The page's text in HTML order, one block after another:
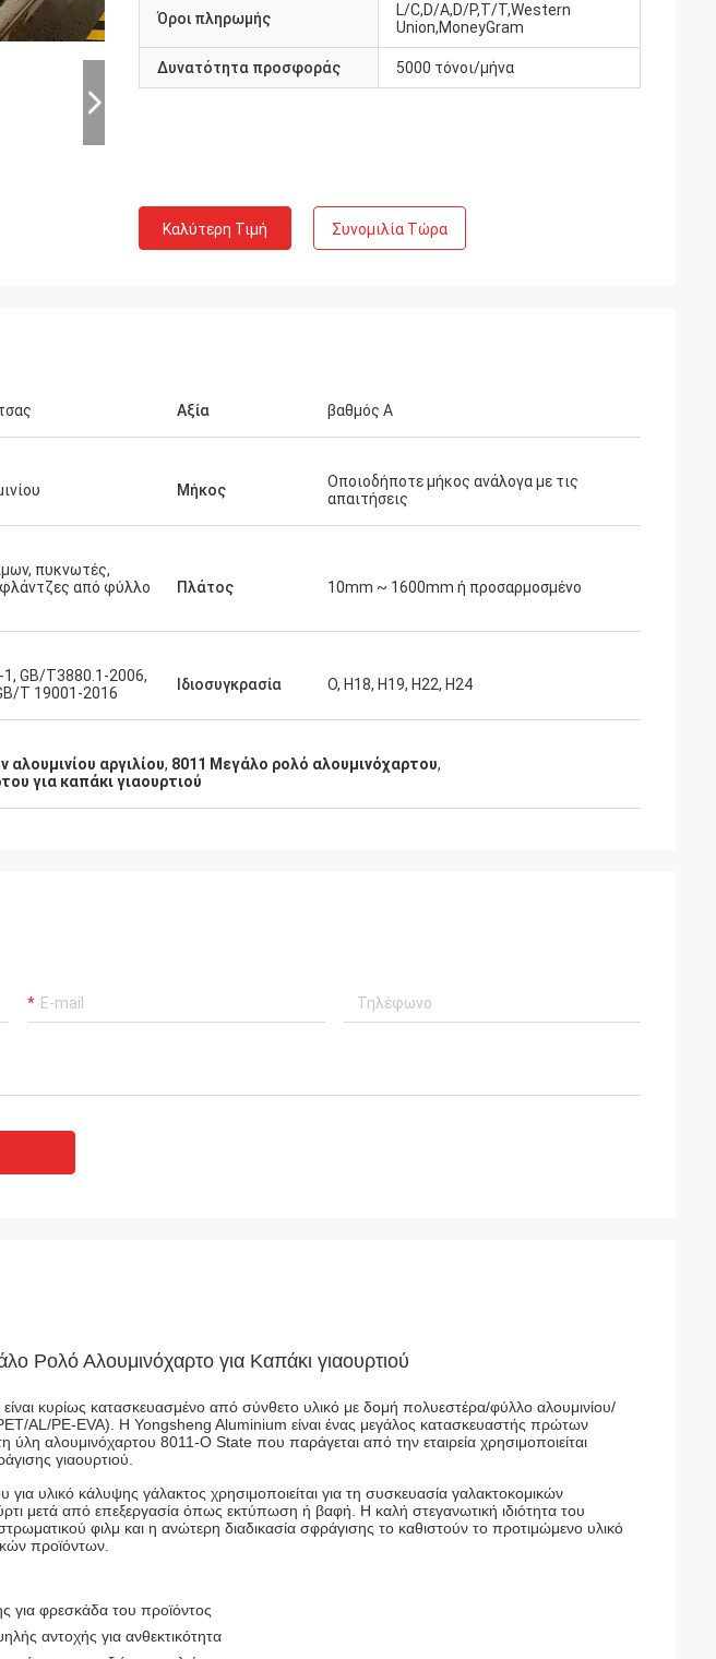
Όροι πληρωμής
L/C,D/A,D/P,T/T,Western
Union,MoneyGram
Δυνατότητα προσφοράς 5000 τόνοι/μήνα
Καλύτερη Τιμή Συνομιλία Τώρα
Αξία βαθμός Α
Μήκος
Οποιοδήποτε μήκος ανάλογα με τις
απαιτήσεις
πυκνωτές,
από φύλλο
Πλάτος 10mm ~ 1600mm ή προσαρμοσμένο
GB/T3880.1-2006,
T 19001-2016
Ιδιοσυγκρασία Ο, Η18, Η19, Η22, Η24
αργιλίου, 8011 Μεγάλο ρολό αλουμινόχαρτου,
για καπάκι γιαουρτιού
Ρολό Αλουμινόχαρτο για Καπάκι γιαουρτιού
είναι κυρίως κατασκευασμένο από σύνθετο υλικό με δομή πολυεστέρα/φύλλο αλουμινίου/
AL/PE-EVA). Η Yongsheng Aluminium είναι ένας μεγάλος κατασκευαστής πρώτων
αλουμινόχαρτου 8011-O State που παράγεται από την εταιρεία χρησιμοποιείται
γιαουρτιού.
υλικό κάλυψης γάλακτος χρησιμοποιείται για τη συσκευασία γαλακτοκομικών
μετά από επεξεργασία όπως εκτύπωση ή βαφή. Η καλή στεγανωτική ιδιότητα του
φιλμ και η ανώτερη διαδικασία σφράγισης το καθιστούν το προτιμώμενο υλικό
προϊόντων.
για φρεσκάδα του προϊόντος
αντοχής για ανθεκτικότητα